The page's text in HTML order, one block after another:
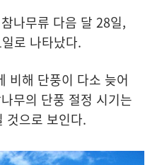
나무류 다음 달 28일,
로 나타났다.
비해 단풍이 다소 늦어
무의 단풍 절정 시기는
것으로 보인다.